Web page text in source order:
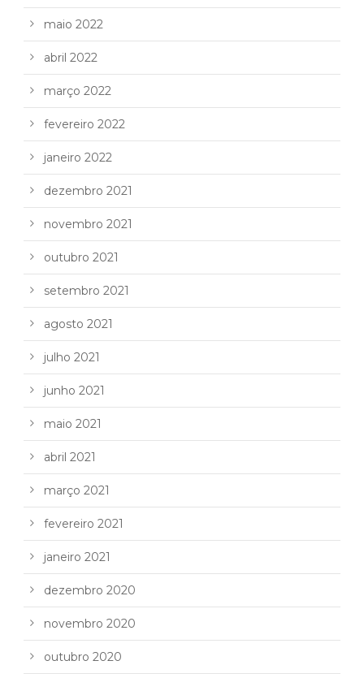
maio 2022
abril 2022
março 2022
fevereiro 2022
janeiro 2022
dezembro 2021
novembro 2021
outubro 2021
setembro 2021
agosto 2021
julho 2021
junho 2021
maio 2021
abril 2021
março 2021
fevereiro 2021
janeiro 2021
dezembro 2020
novembro 2020
outubro 2020